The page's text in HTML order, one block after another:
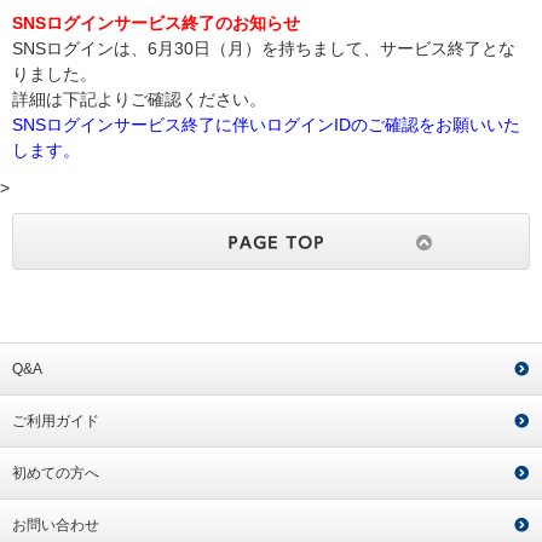
SNSログインサービス終了のお知らせ
SNSログインは、6月30日（月）を持ちまして、サービス終了とな
りました。
詳細は下記よりご確認ください。
SNSログインサービス終了に伴いログインIDのご確認をお願いいた
します。
>
Q&A
ご利用ガイド
初めての方へ
お問い合わせ